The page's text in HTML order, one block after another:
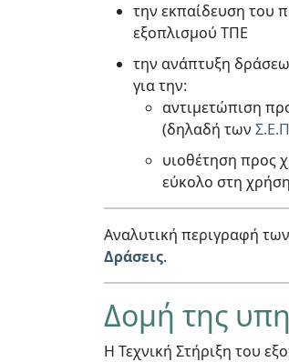
την εκπαίδευση του
εξοπλισμού ΤΠΕ
την ανάπτυξη
για την:
αντιμετώπιση
(δηλαδή των
υιοθέτηση προς
εύκολο στη
Αναλυτική περιγραφή
Δράσεις.
Δομή της
Η Τεχνική Στήριξη του